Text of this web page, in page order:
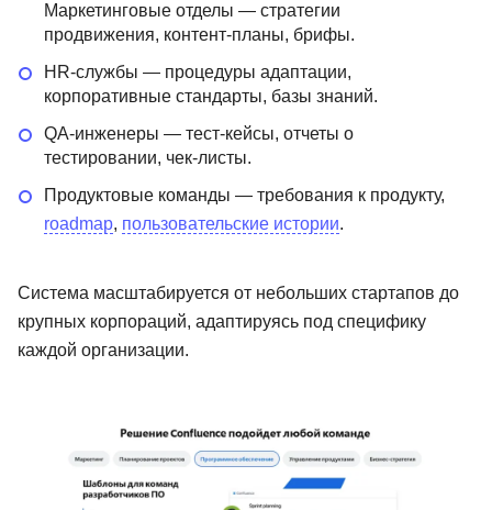
Маркетинговые отделы — стратегии
продвижения, контент-планы, брифы.
HR-службы — процедуры адаптации,
корпоративные стандарты, базы знаний.
QA-инженеры — тест-кейсы, отчеты о
тестировании, чек-листы.
Продуктовые команды — требования к продукту,
roadmap, пользовательские истории.
Система масштабируется от небольших стартапов до
крупных корпораций, адаптируясь под специфику
каждой организации.